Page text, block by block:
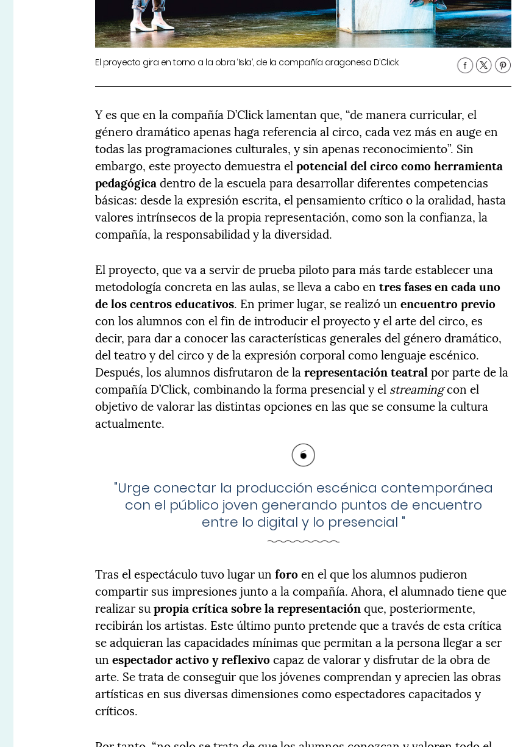
El proyecto gira en torno a la obra ‘Isla’, de la compañía aragonesa D’Click.
Y es que en la compañía D’Click lamentan que, “de manera curricular, el
género dramático apenas haga referencia al circo, cada vez más en auge en
todas las programaciones culturales, y sin apenas reconocimiento”. Sin
embargo, este proyecto demuestra elpotencial del circo como herramienta
pedagógicadentro de la escuela para desarrollar diferentes competencias
básicas: desde la expresión escrita, el pensamiento crítico o la oralidad, hasta
valores intrínsecos de la propia representación, como son la confianza, la
compañía, la responsabilidad y la diversidad.
El proyecto, que va a servir de prueba piloto para más tarde establecer una
metodología concreta en las aulas, se lleva a cabo entres fases en cada uno
de los centros educativos. En primer lugar, se realizó un encuentro previo
con los alumnos con el fin de introducir el proyecto y el arte del circo, es
decir, para dar a conocer las características generales del género dramático,
del teatro y del circo y de la expresión corporal como lenguaje escénico.
Después, los alumnos disfrutaron de larepresentación teatralpor parte de la
compañía D’Click, combinando la forma presencial y el streamingcon el
objetivo de valorar las distintas opciones en las que se consume la cultura
actualmente.
"Urge conectar la producción escénica contemporánea
con el público joven generando puntos de encuentro
entre lo digital y lo presencial "
Tras el espectáculo tuvo lugar unforoen el que los alumnos pudieron
compartir sus impresiones junto a la compañía. Ahora, el alumnado tiene que
realizar supropia crítica sobre la representaciónque, posteriormente,
recibirán los artistas. Este último punto pretende que a través de esta crítica
se adquieran las capacidades mínimas que permitan a la persona llegar a ser
unespectador activo y reflexivocapaz de valorar y disfrutar de la obra de
arte. Se trata de conseguir que los jóvenes comprendan y aprecien las obras
artísticas en sus diversas dimensiones como espectadores capacitados y
críticos.